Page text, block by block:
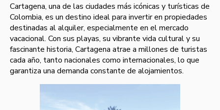
Cartagena, una de las ciudades más icónicas y turísticas de
Colombia, es un destino ideal para invertir en propiedades
destinadas al alquiler, especialmente en el mercado
vacacional. Con sus playas, su vibrante vida cultural y su
fascinante historia, Cartagena atrae a millones de turistas
cada año, tanto nacionales como internacionales, lo que
garantiza una demanda constante de alojamientos.